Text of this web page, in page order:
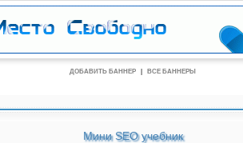
ДОБАВИТЬ БАННЕР ВСЕ БАННЕРЫ
Мини SEO учебник